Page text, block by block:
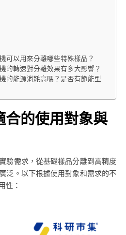
可以用來分離哪些特殊樣品？
的轉速對分離效果有多大影響？
的能源消耗高嗎？是否有節能型
合的使用對象與
驗需求，從基礎樣品分離到高精度
泛。以下根據使用對象和需求的不
性：